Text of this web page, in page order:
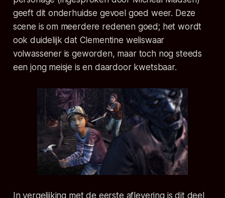
geeft dit onderhuidse gevoel goed weer. Deze
scene is om meerdere redenen goed; het wordt
ook duidelijk dat Clementine weliswaar
volwassener is geworden, maar toch nog steeds
een jong meisje is en daardoor kwetsbaar.
In vergelijking met de eerste aflevering is dit deel